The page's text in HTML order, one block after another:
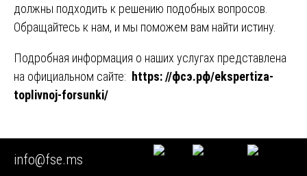
должны подходить к решению подобных вопросов.
Обращайтесь к нам, и мы поможем вам найти истину.
Подробная информация о наших услугах представлена
на официальном сайте: https: //фсэ.рф/ekspertiza-
toplivnoj-forsunki/
Навигация
🟩 Судебно-инженерная экспертиза топливной
info@fse.ms